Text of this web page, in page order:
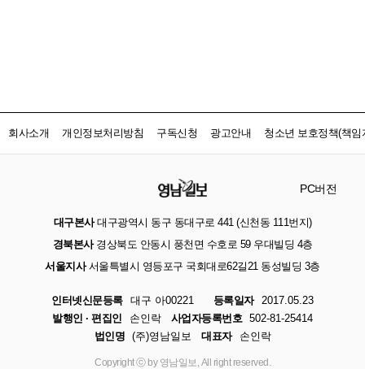
회사소개 개인정보처리방침 구독신청 광고안내 청소년 보호정책(책임
PC버전
대구본사대구광역시 동구 동대구로 441 (신천동 111번지)
경북본사경상북도 안동시 풍천면 수호로 59 우대빌딩 4층
서울지사서울특별시 영등포구 국회대로62길21 동성빌딩 3층
인터넷신문등록 대구 아00221 등록일자
2017.05.23
발행인 · 편집인
손인락 사업자등록번호 502-81-25414
법인명 (주)영남일보 대표자 손인락
Copyright ⓒ by 영남일보, All right reserved.